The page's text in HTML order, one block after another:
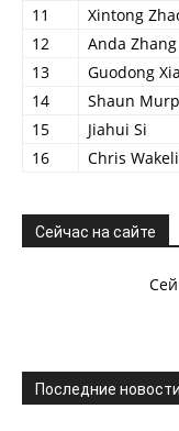
11
Xintong
12
Anda Zhang
13
Guodong
14
Shaun
15
Jiahui Si
16
Chris
Сейчас на сайте
Последние новости